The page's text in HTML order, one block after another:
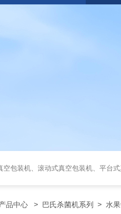
机、滚动式真空包装机、平台式真空包装机、大米定量
品中心 > 巴氏杀菌机系列 > 水